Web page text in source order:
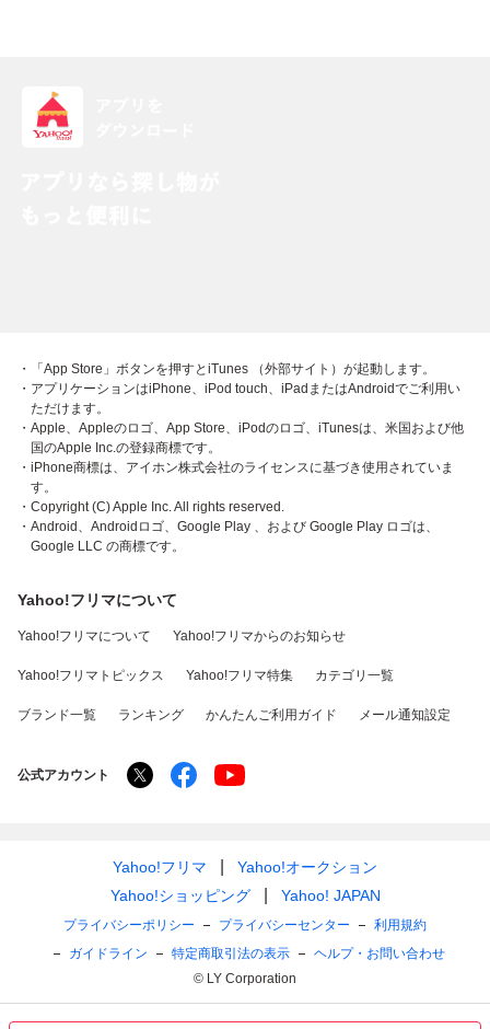
・「App Store」ボタンを押すとiTunes （外部サイト）が起動します。
・アプリケーションはiPhone、iPod touch、iPadまたはAndroidでご利用い
ただけます。
・Apple、Appleのロゴ、App Store、iPodのロゴ、iTunesは、米国および他
国のApple Inc.の登録商標です。
・iPhone商標は、アイホン株式会社のライセンスに基づき使用されていま
す。
・Copyright (C) Apple Inc. All rights reserved.
・Android、Androidロゴ、Google Play 、および Google Play ロゴは、
Google LLC の商標です。
Yahoo!フリマについて
Yahoo!フリマについて Yahoo!フリマからのお知らせ
Yahoo!フリマトピックス Yahoo!フリマ特集 カテゴリ一覧
ブランド一覧 ランキング かんたんご利用ガイド メール通知設定
公式アカウント
Yahoo!フリマ
Yahoo!オークション
Yahoo!ショッピング
Yahoo! JAPAN
プライバシーポリシー プライバシーセンター
利用規約
ガイドライン
特定商取引法の表示
ヘルプ・お問い合わせ
© LY Corporation